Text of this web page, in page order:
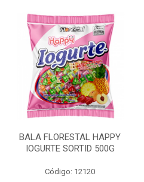
BALA FLORESTAL HAPPY
IOGURTE SORTID 500G
Código: 12120